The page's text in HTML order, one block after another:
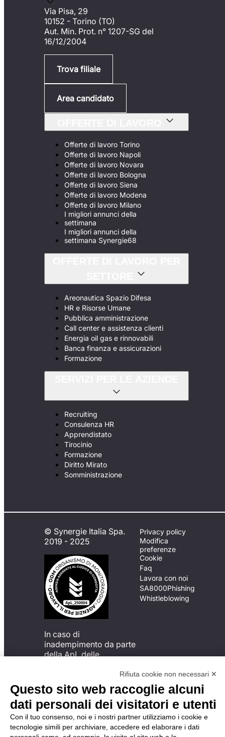
Via Pisa, 29
10152 - Torino (TO)
Aut. Min. Prot. n° 1207-SG del
16/12/2004
Trova filiale
Area candidato
Offerte di lavoro Torino
Offerte di lavoro Napoli
Offerte di lavoro Novara
Offerte di lavoro Bologna
Offerte di lavoro Siena
Offerte di lavoro Modena
Offerte di lavoro Milano
I migliori annunci della
settimana
I migliori annunci della
settimana Synergie68
Areonautica Spazio Difesa
HR e Risorse Umane
Pubblica amministrazione
Call center e assistenza clienti
Energia oil gas e rinnovabili
Banca finanza e assicurazioni
Formazione
Recruiting
Consulenza HR
Apprendistato
Tirocinio
Formazione
Diritto Mirato
Somministrazione
© Synergie Italia Spa.
2019 - 2025
In caso di
inadempimento da parte
della ApL delle
del Codice di Condotta, è
possibile presentare un
reclamo
all’Organismo di
Monitoraggio utilizzando
una delle modalità
descritte al seguente
Privacy policy
Modifica
preferenze
Cookie
Faq
Lavora con noi
SA8000Phishing
Whistleblowing
Rifiuta cookie non necessari ✕
Questo sito web raccoglie alcuni
dati personali dei visitatori e utenti
Con il tuo consenso, noi e i nostri partner utilizziamo i cookie e
tecnologie simili per archiviare, accedere ed elaborare i dati